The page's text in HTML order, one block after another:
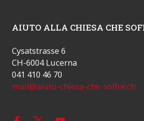
AIUTO ALLA CHIESA CHE
Cysatstrasse 6
CH-6004 Lucerna
041 410 46 70
mail@aiuto-chiesa-che-soffre.ch